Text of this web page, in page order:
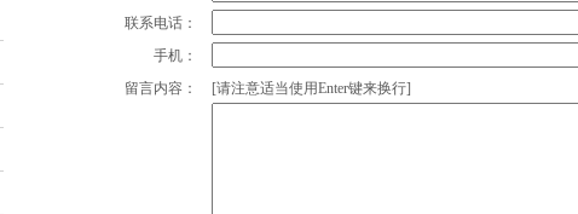
联系电话：
手机：
留言内容：
[请注意适当使用Enter键来换行]